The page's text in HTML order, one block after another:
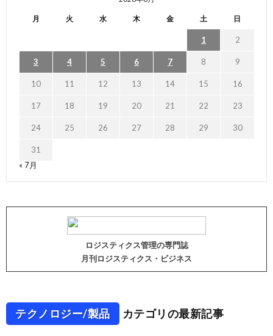
月 火 水 木 金 土 日
1 2
3 4 5 6 7 8 9
10 11 12 13 14 15 16
17 18 19 20 21 22 23
24 25 26 27 28 29 30
31
« 7月
ロジスティクス管理の専門誌
月刊ロジスティクス・ビジネス
テクノロジー/製品 カテゴリの最新記事